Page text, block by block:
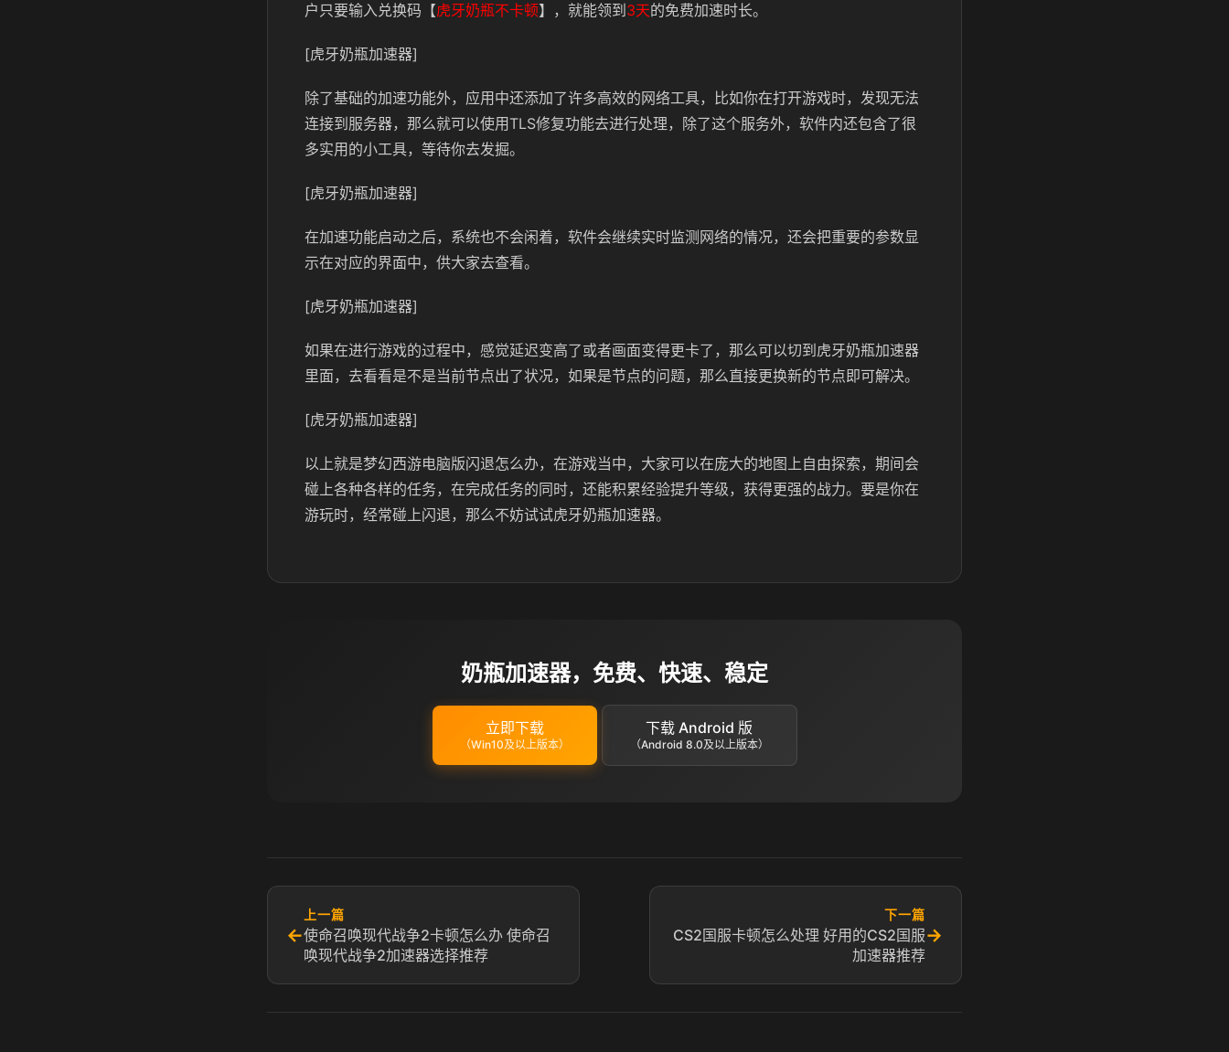
户只要输入兑换码【虎牙奶瓶不卡顿】，就能领到 3天的免费加速时长。
[虎牙奶瓶加速器]
除了基础的加速功能外，应用中还添加了许多高效的网络工具，比如你在打开游戏时，发现无法
连接到服务器，那么就可以使用TLS修复功能去进行处理，除了这个服务外，软件内还包含了很
多实用的小工具，等待你去发掘。
[虎牙奶瓶加速器]
在加速功能启动之后，系统也不会闲着，软件会继续实时监测网络的情况，还会把重要的参数显
示在对应的界面中，供大家去查看。
[虎牙奶瓶加速器]
如果在进行游戏的过程中，感觉延迟变高了或者画面变得更卡了，那么可以切到虎牙奶瓶加速器
里面，去看看是不是当前节点出了状况，如果是节点的问题，那么直接更换新的节点即可解决。
[虎牙奶瓶加速器]
以上就是梦幻西游电脑版闪退怎么办，在游戏当中，大家可以在庞大的地图上自由探索，期间会
碰上各种各样的任务，在完成任务的同时，还能积累经验提升等级，获得更强的战力。要是你在
游玩时，经常碰上闪退，那么不妨试试虎牙奶瓶加速器。
奶瓶加速器，免费、快速、稳定
立即下载
（Win10及以上版本）
下载 Android 版
（Android 8.0及以上版本）
←
上一篇
使命召唤现代战争2卡顿怎么办 使命召
唤现代战争2加速器选择推荐
下一篇
CS2国服卡顿怎么处理 好用的CS2国服
加速器推荐
→